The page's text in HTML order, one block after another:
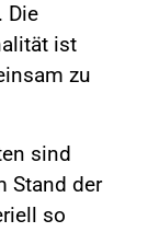
Die
ist
zu
sind
Stand der
so